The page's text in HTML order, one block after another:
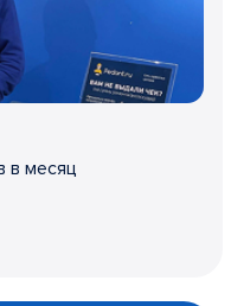
в месяц